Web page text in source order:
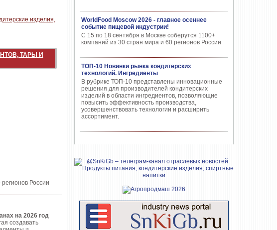
WorldFood Moscow 2026 - главное осеннее
событие пищевой индустрии!
С 15 по 18 сентября в Москве соберутся 1100+
компаний из 30 стран мира и 60 регионов России
ТОП-10 Новинки рынка кондитерских
технологий. Ингредиенты
В рубрике ТОП-10 представлены инновационные
решения для производителей кондитерских
изделий в области ингредиентов, позволяющие
повысить эффективность производства,
усовершенствовать технологии и расширить
ассортимент.
ТАРЫ И
России
на 2026 год
создавать